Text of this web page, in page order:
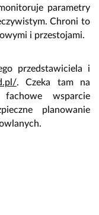
parametry
Chroni to
i przestojami.
przedstawiciela i
. Czeka tam na
wsparcie
planowanie